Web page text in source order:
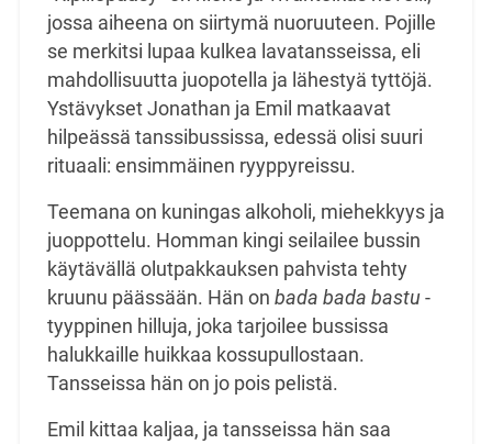
jossa aiheena on siirtymä nuoruuteen. Pojille
se merkitsi lupaa kulkea lavatansseissa, eli
mahdollisuutta juopotella ja lähestyä tyttöjä.
Ystävykset Jonathan ja Emil matkaavat
hilpeässä tanssibussissa, edessä olisi suuri
rituaali: ensimmäinen ryyppyreissu.
Teemana on kuningas alkoholi, miehekkyys ja
juoppottelu. Homman kingi seilailee bussin
käytävällä olutpakkauksen pahvista tehty
kruunu päässään. Hän on bada bada bastu-
tyyppinen hilluja, joka tarjoilee bussissa
halukkaille huikkaa kossupullostaan.
Tansseissa hän on jo pois pelistä.
Emil kittaa kaljaa, ja tansseissa hän saa